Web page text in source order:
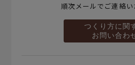
順次メールでご連絡い
つくり方に関
お問い合わ